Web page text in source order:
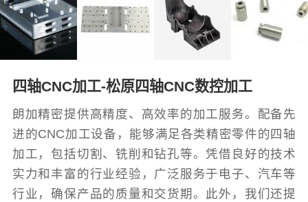
四轴CNC加工-松原四轴CNC数控加工
朗加精密提供高精度、高效率的加工服务。配备先
进的CNC加工设备，能够满足各类精密零件的四轴
加工，包括切割、铣削和钻孔等。凭借良好的技术
实力和丰富的行业经验，广泛服务于电子、汽车等
行业，确保产品的质量和交货期。此外，我们还提